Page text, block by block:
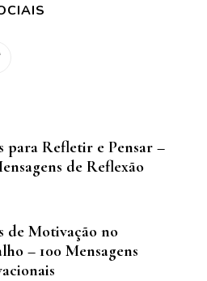
para Refletir e Pensar –
de Reflexão
de Motivação no
– 100 Mensagens